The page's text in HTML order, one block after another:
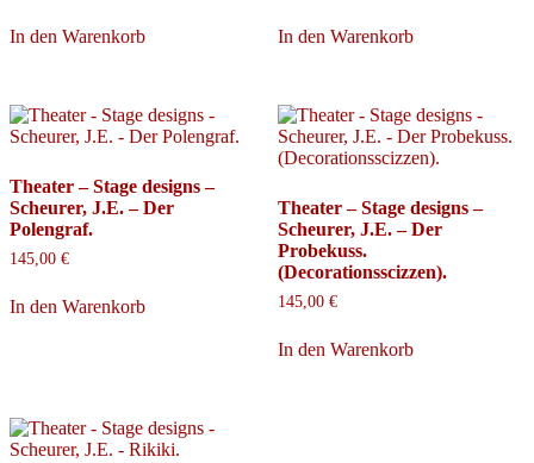
In den Warenkorb In den Warenkorb
Theater – Stage designs –
Scheurer, J.E. – Der
Polengraf.
145,00 €
In den Warenkorb
Theater – Stage designs –
Scheurer, J.E. – Der
Probekuss.
(Decorationsscizzen).
145,00 €
In den Warenkorb